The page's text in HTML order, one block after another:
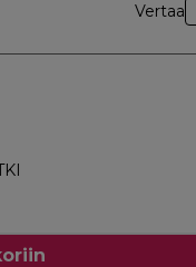
Vertaa